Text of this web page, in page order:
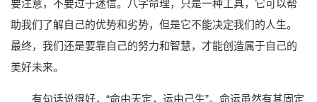
要注意，不要过于迷信。八字命理，只是一种工具，它可以帮
助我们了解自己的优势和劣势，但是它不能决定我们的人生。
最终，我们还是要靠自己的努力和智慧，才能创造属于自己的
美好未来。
有句话说得好，“命由天定，运由己生”。命运虽然有其固定